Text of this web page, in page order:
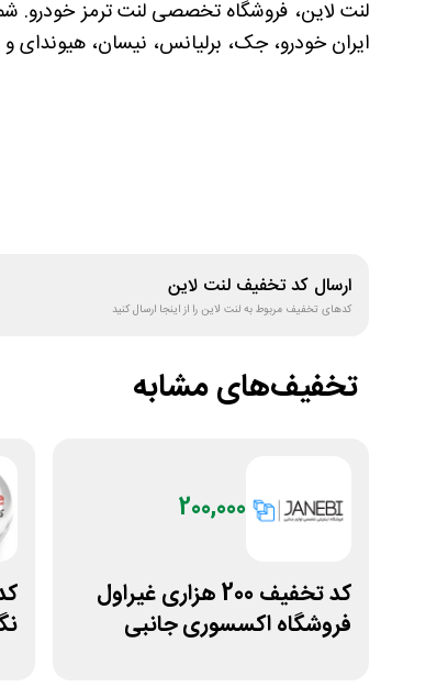
لنت لاین، فروشگاه تخصصی لنت ترمز خودرو.
ایران خودرو، جک، برلیانس، نیسان، هیوندای و
ارسال کد تخفیف لنت لاین
کدهای تخفیف مربوط بهلنت لاین را از اینجا ارسال کنید
تخفیف‌های مشابه
200,000
کد تخفیف 200 هزاری غیراول
فروشگاه اکسسوری جانبی